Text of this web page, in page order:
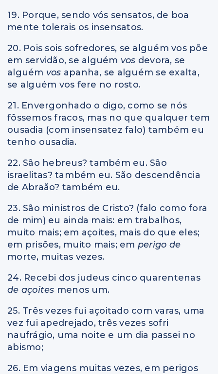
19. Porque, sendo vós sensatos, de boa
mente tolerais os insensatos.
20. Pois sois sofredores, se alguém vos põe
em servidão, se alguém vos devora, se
alguém vos apanha, se alguém se exalta,
se alguém vos fere no rosto.
21. Envergonhado o digo, como se nós
fôssemos fracos, mas no que qualquer tem
ousadia (com insensatez falo) também eu
tenho ousadia.
22. São hebreus? também eu. São
israelitas? também eu. São descendência
de Abraão? também eu.
23. São ministros de Cristo? (falo como fora
de mim) eu ainda mais: em trabalhos,
muito mais; em açoites, mais do que eles;
em prisões, muito mais; em perigo de
morte, muitas vezes.
24. Recebi dos judeus cinco quarentenas
de açoites menos um.
25. Três vezes fui açoitado com varas, uma
vez fui apedrejado, três vezes sofri
naufrágio, uma noite e um dia passei no
abismo;
26. Em viagens muitas vezes, em perigos